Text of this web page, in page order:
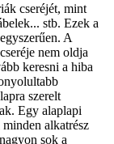
cseréjét, mint
stb. Ezek a
A
nem oldja
keresni a hiba
szerelt
Egy alaplapi
alkatrész
sok a